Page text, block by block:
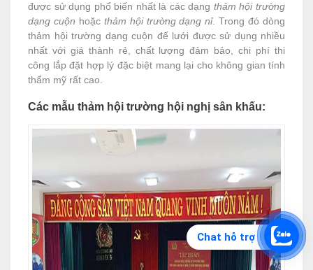
được sử dụng phổ biến nhất là các dạng thảm hội trường
dạng cuộn hoặc thảm hội trường dạng nỉ. Trong đó dòng
thảm hội trường dạng cuộn đế lưới được sử dụng nhiều
nhất với giá thành rẻ, chất lượng đảm bảo, chi phí thi
công lắp đặt hợp lý đặc biệt mang lại cho không gian tính
thẩm mỹ rất cao.
Các mẫu thảm hội trường hội nghị sân khấu:
Chat hỗ trợ